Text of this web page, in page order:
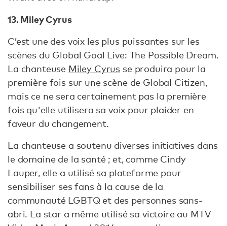
13. Miley Cyrus
C’est une des voix les plus puissantes sur les
scènes du Global Goal Live: The Possible Dream.
La chanteuse Miley Cyrus se produira pour la
première fois sur une scène de Global Citizen,
mais ce ne sera certainement pas la première
fois qu'elle utilisera sa voix pour plaider en
faveur du changement.
La chanteuse a soutenu diverses initiatives dans
le domaine de la santé ; et, comme Cindy
Lauper, elle a utilisé sa plateforme pour
sensibiliser ses fans à la cause de la
communauté LGBTQ et des personnes sans-
abri. La star a même utilisé sa victoire au MTV